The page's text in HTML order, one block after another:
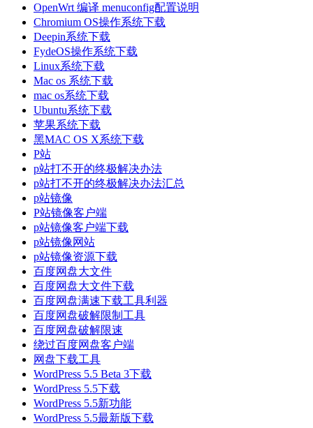
OpenWrt 编译 menuconfig配置说明
Chromium OS操作系统下载
Deepin系统下载
FydeOS操作系统下载
Linux系统下载
Mac os 系统下载
mac os系统下载
Ubuntu系统下载
苹果系统下载
黑MAC OS X系统下载
P站
p站打不开的终极解决办法
p站打不开的终极解决办法汇总
p站镜像
P站镜像客户端
p站镜像客户端下载
p站镜像网站
p站镜像资源下载
百度网盘大文件
百度网盘大文件下载
百度网盘满速下载工具利器
百度网盘破解限制工具
百度网盘破解限速
绕过百度网盘客户端
网盘下载工具
WordPress 5.5 Beta 3下载
WordPress 5.5下载
WordPress 5.5新功能
WordPress 5.5最新版下载